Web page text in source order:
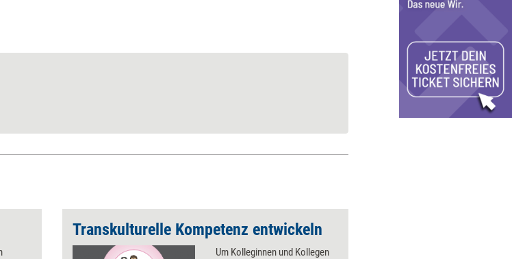
Transkulturelle Kompetenz entwickeln
Um Kolleginnen und Kollegen